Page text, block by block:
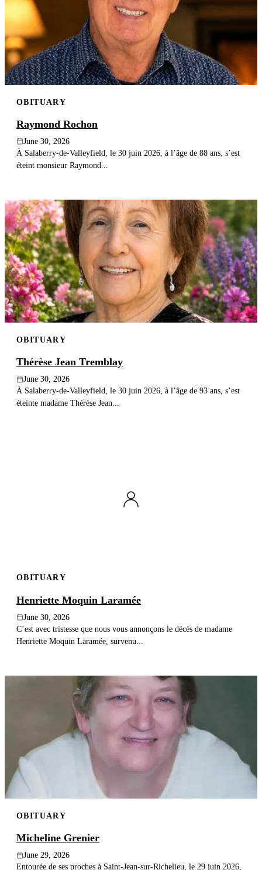
OBITUARY
Raymond Rochon
June 30, 2026
À Salaberry-de-Valleyfield, le 30 juin 2026, à l’âge de 88 ans, s’est
éteint monsieur Raymond...
OBITUARY
Thérèse Jean Tremblay
June 30, 2026
À Salaberry-de-Valleyfield, le 30 juin 2026, à l’âge de 93 ans, s’est
éteinte madame Thérèse Jean...
OBITUARY
Henriette Moquin Laramée
June 30, 2026
C’est avec tristesse que nous vous annonçons le décès de madame
Henriette Moquin Laramée, survenu...
OBITUARY
Micheline Grenier
June 29, 2026
Entourée de ses proches à Saint-Jean-sur-Richelieu, le 29 juin 2026,